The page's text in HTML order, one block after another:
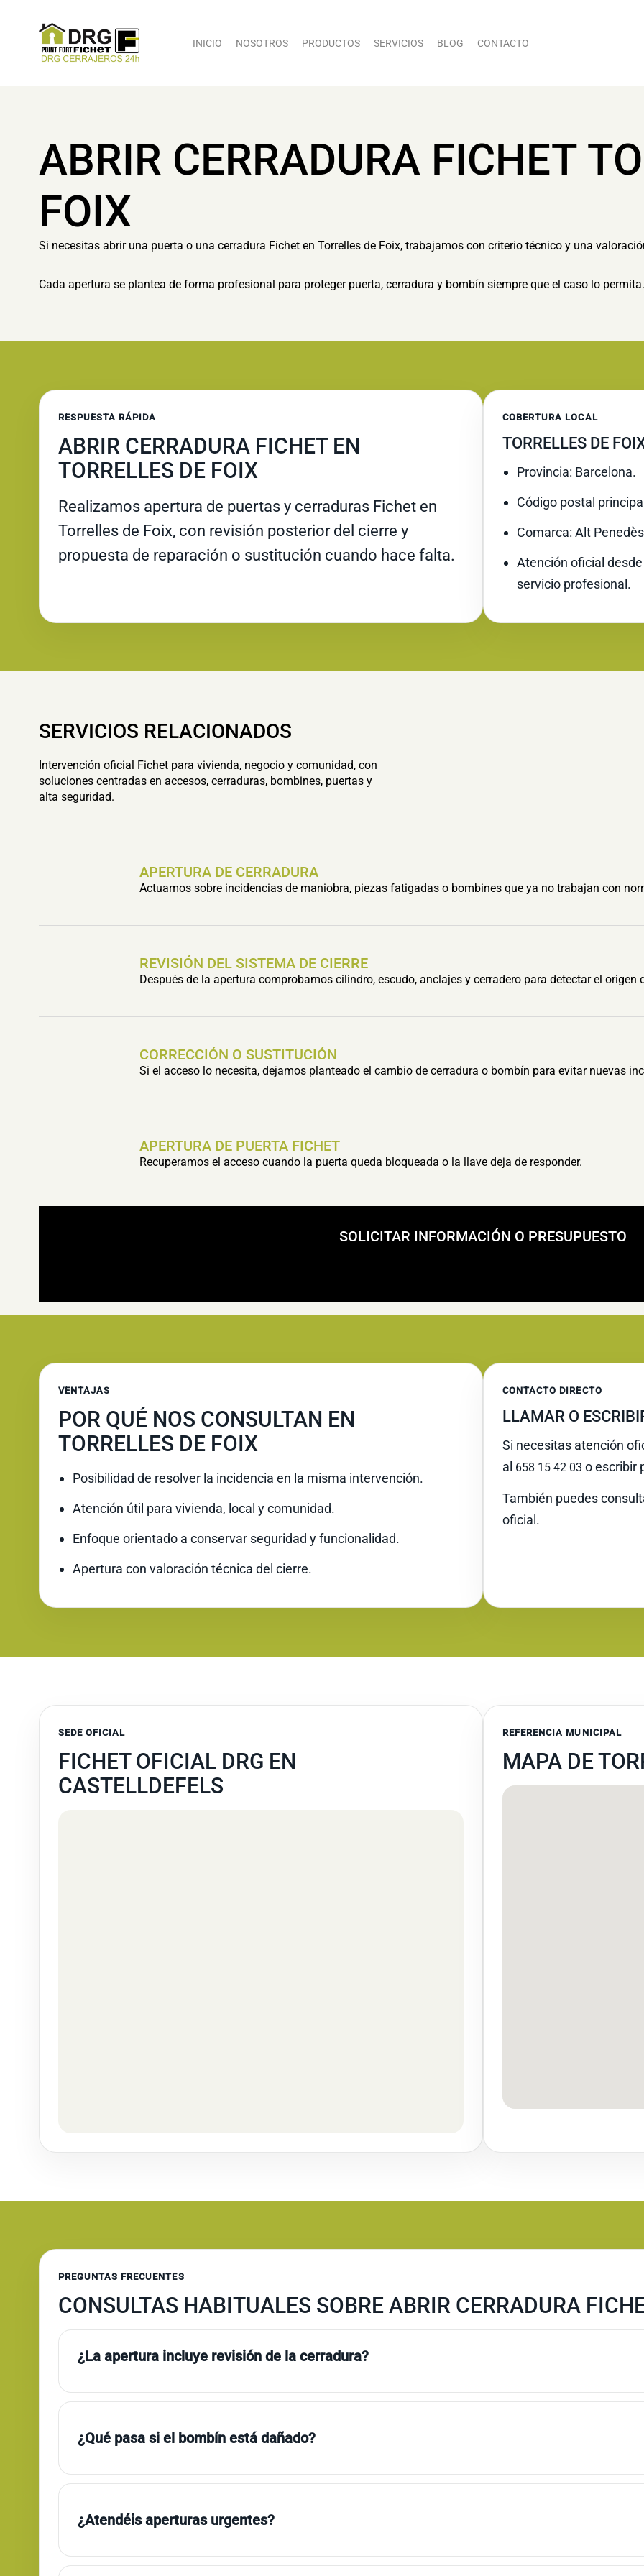
INICIO NOSOTROS PRODUCTOS SERVICIOS BLOG CONTACTO
ABRIR CERRADURA FICHET
FOIX
Si necesitas abrir una puerta o una cerradura Fichet en Torrelles de Foix, trabajamos con criterio técnico y una
Cada apertura se plantea de forma profesional para proteger puerta, cerradura y bombín siempre que el caso lo permita.
RESPUESTA RÁPIDA
ABRIR CERRADURA FICHET EN
TORRELLES DE FOIX
Realizamos apertura de puertas y cerraduras Fichet en
Torrelles de Foix, con revisión posterior del cierre y
propuesta de reparación o sustitución cuando hace falta.
COBERTURA LOCAL
TORRELLES DE
Provincia: Barcelona.
Código postal
Comarca: Alt
Atención oficial
servicio profesional.
SERVICIOS RELACIONADOS
Intervención oficial Fichet para vivienda, negocio y comunidad, con
soluciones centradas en accesos, cerraduras, bombines, puertas y
alta seguridad.
APERTURA DE CERRADURA
Actuamos sobre incidencias de maniobra, piezas fatigadas o bombines que ya no trabajan con
REVISIÓN DEL SISTEMA DE CIERRE
Después de la apertura comprobamos cilindro, escudo, anclajes y cerradero para detectar el origen
CORRECCIÓN O SUSTITUCIÓN
Si el acceso lo necesita, dejamos planteado el cambio de cerradura o bombín para evitar nuevas
APERTURA DE PUERTA FICHET
Recuperamos el acceso cuando la puerta queda bloqueada o la llave deja de responder.
SOLICITAR INFORMACIÓN O PRESUPUESTO
VENTAJAS
POR QUÉ NOS CONSULTAN EN
TORRELLES DE FOIX
Posibilidad de resolver la incidencia en la misma intervención.
Atención útil para vivienda, local y comunidad.
Enfoque orientado a conservar seguridad y funcionalidad.
Apertura con valoración técnica del cierre.
CONTACTO DIRECTO
LLAMAR O
Si necesitas atención
al 658 15 42 03 o escribir
También puedes
oficial.
SEDE OFICIAL
FICHET OFICIAL DRG EN
CASTELLDEFELS
REFERENCIA MUNICIPAL
MAPA DE
PREGUNTAS FRECUENTES
CONSULTAS HABITUALES SOBRE ABRIR CERRADURA
¿La apertura incluye revisión de la cerradura?
¿Qué pasa si el bombín está dañado?
¿Atendéis aperturas urgentes?